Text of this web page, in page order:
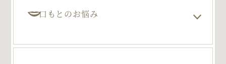
口もとのお悩み